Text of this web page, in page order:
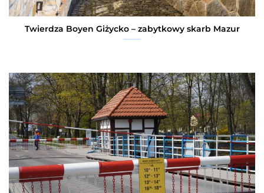
Twierdza Boyen Giżycko – zabytkowy skarb Mazur